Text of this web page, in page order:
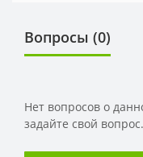
Вопросы (0)
Нет вопросов о
задайте свой вопрос.